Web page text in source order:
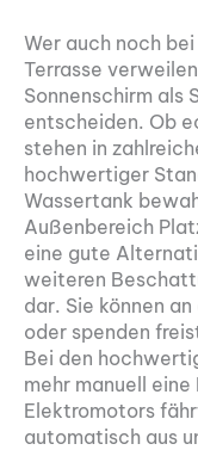
Wer auch noch
Terrasse
Sonnenschirm als
entscheiden. Ob
stehen in
hochwertiger
Wassertank
Außenbereich
eine gute
weiteren
dar. Sie können
oder spenden
Bei den
mehr manuell
Elektromotors
automatisch aus